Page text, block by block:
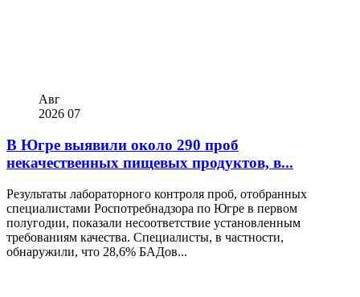
Авг
2026 07
В Югре выявили около 290 проб
некачественных пищевых продуктов, в...
Результаты лабораторного контроля проб, отобранных
специалистами Роспотребнадзора по Югре в первом
полугодии, показали несоответствие установленным
требованиям качества. Специалисты, в частности,
обнаружили, что 28,6% БАДов...